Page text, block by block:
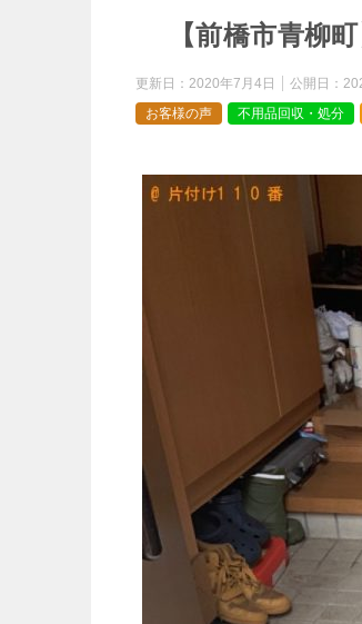
【前橋市青柳
更新日： 2020年7月4日 公開日：
お客様の声
不用品回収・処分